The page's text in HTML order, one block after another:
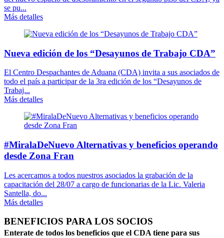
se pu...
Más detalles
Nueva edición de los “Desayunos de Trabajo CDA”
El Centro Despachantes de Aduana (CDA) invita a sus asociados de
todo el país a participar de la 3ra edición de los “Desayunos de
Trabaj...
Más detalles
#MiralaDeNuevo Alternativas y beneficios operando
desde Zona Fran
Les acercamos a todos nuestros asociados la grabación de la
capacitación del 28/07 a cargo de funcionarias de la Lic. Valeria
Santella, do...
Más detalles
BENEFICIOS PARA LOS SOCIOS
Enterate de todos los beneficios que el CDA tiene para sus